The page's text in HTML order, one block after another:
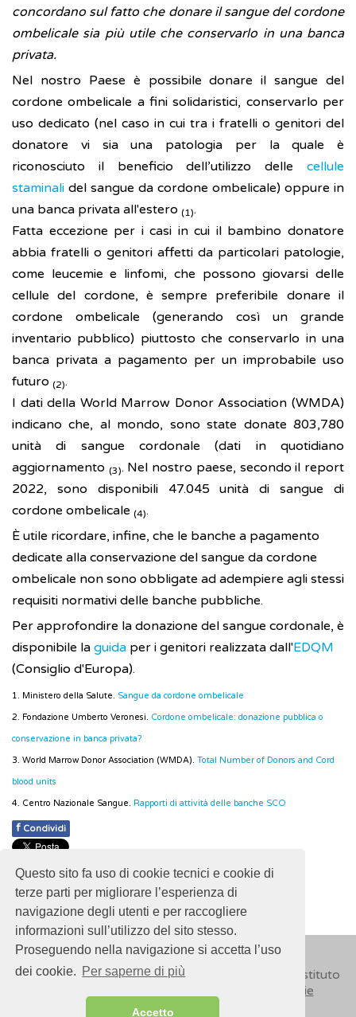
Questo sito fa uso di cookie tecnici e cookie di
terze parti per migliorare l’esperienza di
navigazione degli utenti e per raccogliere
informazioni sull’utilizzo del sito stesso.
Proseguendo nella navigazione si accetta l’uso
dei cookie. Per saperne di più
Accetto
concordano sul fatto che donare il sangue del cordone
ombelicale sia più utile che conservarlo in una banca
privata.
Nel nostro Paese è possibile donare il sangue del
cordone ombelicale a fini solidaristici, conservarlo per
uso dedicato (nel caso in cui tra i fratelli o genitori del
donatore vi sia una patologia per la quale è
riconosciuto il beneficio dell’utilizzo delle cellule
staminali del sangue da cordone ombelicale) oppure in
una banca privata all'estero (1).
Fatta eccezione per i casi in cui il bambino donatore
abbia fratelli o genitori affetti da particolari patologie,
come leucemie e linfomi, che possono giovarsi delle
cellule del cordone, è sempre preferibile donare il
cordone ombelicale (generando così un grande
inventario pubblico) piuttosto che conservarlo in una
banca privata a pagamento per un improbabile uso
futuro (2).
I dati della World Marrow Donor Association (WMDA)
indicano che, al mondo, sono state donate 803,780
unità di sangue cordonale (dati in quotidiano
aggiornamento (3). Nel nostro paese, secondo il report
2022, sono disponibili 47.045 unità di sangue di
cordone ombelicale (4).
È utile ricordare, infine, che le banche a pagamento
dedicate alla conservazione del sangue da cordone
ombelicale non sono obbligate ad adempiere agli stessi
requisiti normativi delle banche pubbliche.
Per approfondire la donazione del sangue cordonale, è
disponibile la guida per i genitori realizzata dall'EDQM
(Consiglio d'Europa).
1. Ministero della Salute. Sangue da cordone ombelicale
2. Fondazione Umberto Veronesi. Cordone ombelicale: donazione pubblica o
conservazione in banca privata?
3. World Marrow Donor Association (WMDA). Total Number of Donors and Cord
blood units
4. Centro Nazionale Sangue. Rapporti di attività delle banche SCO
f Condividi
Pubblicato: 28 Febbraio 2018
- Ultimo aggiornamento: 22 Aprile 2024
© 2018ISSalute - Sito sviluppato e gestito dall’Istituto
Cookie